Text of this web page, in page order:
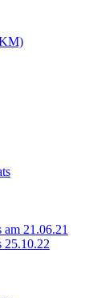
21.06.21
25.10.22